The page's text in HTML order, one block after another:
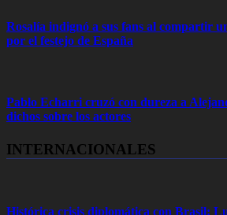
Rosalía indignó a sus fans al compartir
por el festejo de España
Pablo Echarri cruzó con dureza a
dichos sobre los actores
INTERNACIONALES
Histórica crisis diplomática con Brasil: